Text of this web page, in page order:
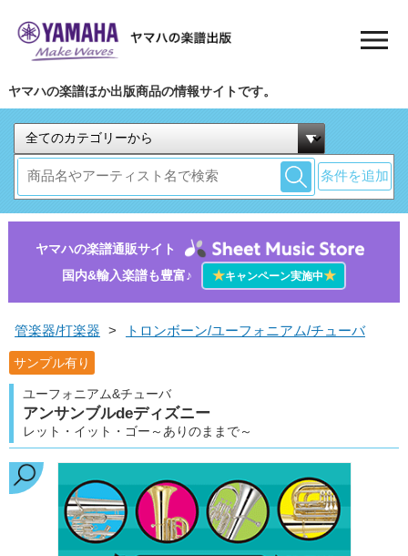
ヤマハの楽譜ほか出版商品の情報サイトです。
条件を追加
ヤマハの楽譜通販サイト
国内&輸入楽譜も豊富♪
★キャンペーン実施中★
管楽器/打楽器 > トロンボーン/ユーフォニアム/チューバ
サンプル有り
ユーフォニアム&チューバ
アンサンブルdeディズニー
レット・イット・ゴー～ありのままで～